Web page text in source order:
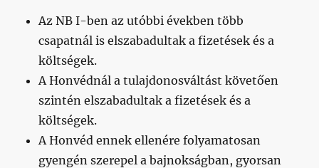
Az NB I-ben az utóbbi években több
csapatnál is elszabadultak a fizetések és a
költségek.
A Honvédnál a tulajdonosváltást követően
szintén elszabadultak a fizetések és a
költségek.
A Honvéd ennek ellenére folyamatosan
gyengén szerepel a bajnokságban, gyorsan